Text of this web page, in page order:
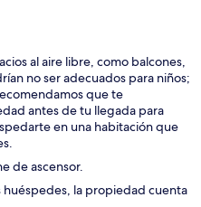
al aire libre, como balcones,
no ser adecuados para niños;
que te
antes de tu llegada para
en una habitación que
de ascensor.
huéspedes, la propiedad cuenta